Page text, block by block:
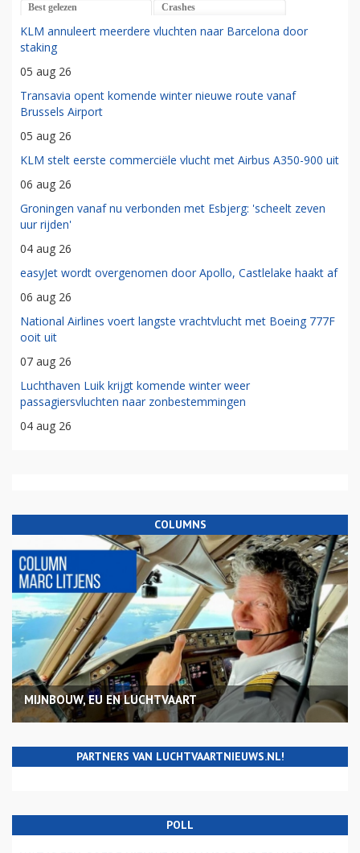
Best gelezen Crashes
KLM annuleert meerdere vluchten naar Barcelona door
staking
05 aug 26
Transavia opent komende winter nieuwe route vanaf
Brussels Airport
05 aug 26
KLM stelt eerste commerciële vlucht met Airbus A350-900 uit
06 aug 26
Groningen vanaf nu verbonden met Esbjerg: 'scheelt zeven
uur rijden'
04 aug 26
easyJet wordt overgenomen door Apollo, Castlelake haakt af
06 aug 26
National Airlines voert langste vrachtvlucht met Boeing 777F
ooit uit
07 aug 26
Luchthaven Luik krijgt komende winter weer
passagiersvluchten naar zonbestemmingen
04 aug 26
COLUMNS
MIJNBOUW, EU EN LUCHTVAART
PARTNERS VAN LUCHTVAARTNIEUWS.NL!
POLL